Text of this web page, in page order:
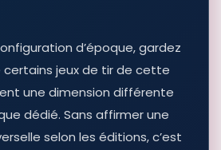
d’époque, gardez
jeux de tir de cette
une dimension différente
dédié. Sans affirmer une
selon les éditions, c’est